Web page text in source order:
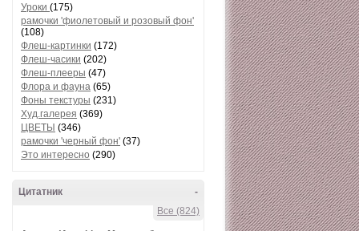
Уроки (175)
рамочки 'фиолетовый и розовый фон'
(108)
Флеш-картинки (172)
Флеш-часики (202)
Флеш-плееры (47)
Флора и фауна (65)
Фоны текстуры (231)
Худ.галерея (369)
ЦВЕТЫ (346)
рамочки 'черный фон' (37)
Это интересно (290)
-
Цитатник
Все (824)